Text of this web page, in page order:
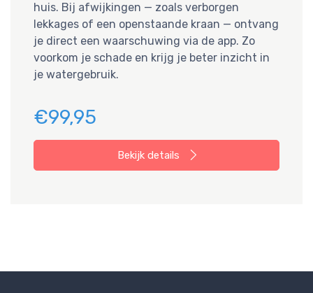
huis. Bij afwijkingen — zoals verborgen
lekkages of een openstaande kraan — ontvang
je direct een waarschuwing via de app. Zo
voorkom je schade en krijg je beter inzicht in
je watergebruik.
€99,95
Bekijk details